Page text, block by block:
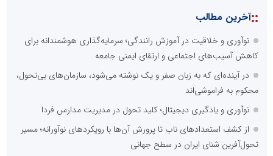
::آخرین مطالب
نوآوری و خلاقیت در آموزش رانندگی؛ سرمایه‌گذاری هوشمندانه برای
کاهش آسیب‌های اجتماعی و ارتقای ایمنی جامعه
در آینده‌ای که به زبان صفر و یک نوشته می‌شود، سازمان‌های بی‌تحول،
محکوم به فراموشی‌اند
نوآوری و یادگیری دیجیتال؛ کلید تحول در مدیریت مدارس فردا
از کشف استعدادهای ناب تا پرورش آن‌ها با رویکردهای نوآورانه؛ مسیر
تحول‌آفرین شنای ایران در سطح جهانی